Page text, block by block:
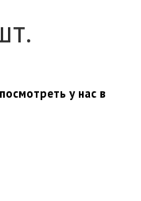
у нас в